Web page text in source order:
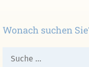
Wonach suchen